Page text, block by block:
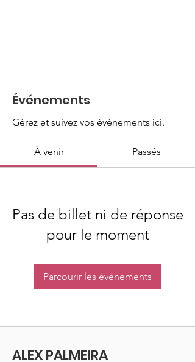
Événements
Gérez et suivez vos événements ici.
À venir Passés
Pas de billet ni de réponse
pour le moment
Parcourir les événements
ALEX PALMEIRA